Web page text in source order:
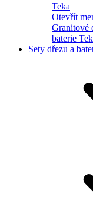
Teka
Otevřít
Granitové
baterie
Sety dřezu a